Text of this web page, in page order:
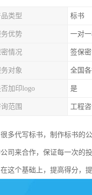
品类型 标书
务优势 一对
情况 签保
对象 全国
否加印logo 是
范围 工程
多代写标书，制作标书的
司来合作，保证每一次的
这个基础上，提高得分，提